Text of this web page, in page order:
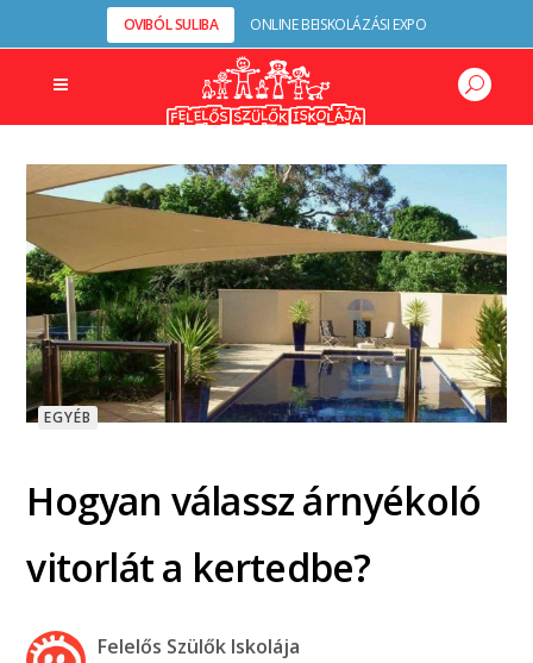
OVIBÓL SULIBA ONLINE BEISKOLÁZÁSI EXPO
EGYÉB
Hogyan válassz árnyékoló
vitorlát a kertedbe?
Felelős Szülők Iskolája